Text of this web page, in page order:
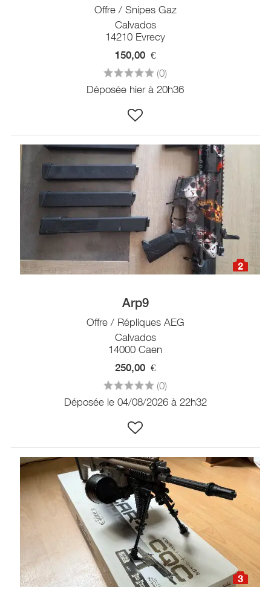
Offre / Snipes Gaz
Calvados
14210 Evrecy
150,00 €
(0)
Déposée hier à 20h36
2
Arp9
Offre / Répliques AEG
Calvados
14000 Caen
250,00 €
(0)
Déposée le 04/08/2026 à 22h32
3